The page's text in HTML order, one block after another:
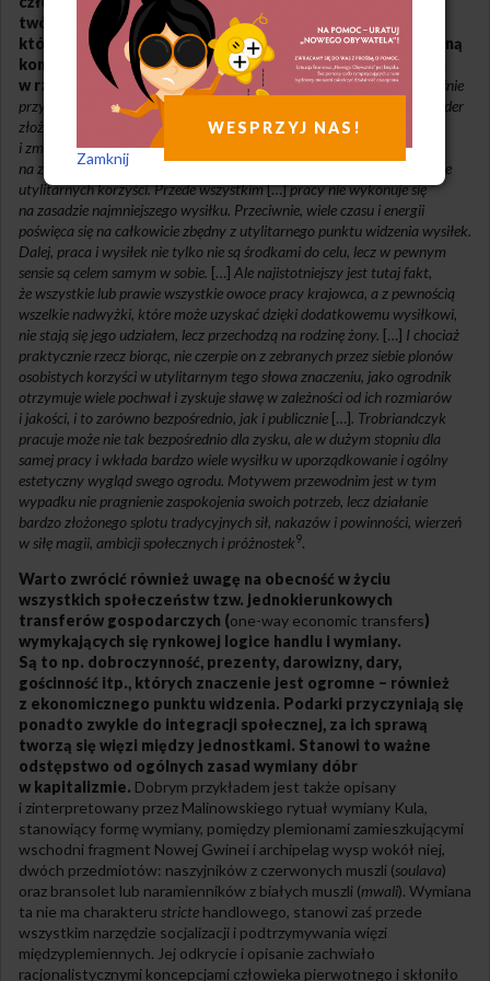
twór prymitywnego czy dzikiego człowieka,
który we wszystkich działaniach kieruje się racjonalistyczną
koncepcją własnego interesu, nie znajduje potwierdzenia
w rzeczywistości.Prymitywny Trobriandczyk dostarcza nam właśnie
przykładu, który zaprzecza tej fałszywej teorii. Pracując, kieruje się nader
złożonymi motywami, mającymi charakter społeczny i tradycyjny,
i zmierza do celów, które nie są z pewnością obliczone wyłącznie
na zaspokojenie doraźnych potrzeb, czy też na bezpośrednie osiągnięcie
utylitarnych korzyści. Przede wszystkim[…]pracy nie wykonuje się
na zasadzie najmniejszego wysiłku. Przeciwnie, wiele czasu i energii
poświęca się na całkowicie zbędny z utylitarnego punktu widzenia wysiłek.
Dalej, praca i wysiłek nie tylko nie są środkami do celu, lecz w pewnym
sensie są celem samym w sobie. […] Ale najistotniejszy jest tutaj fakt,
że wszystkie lub prawie wszystkie owoce pracy krajowca, a z pewnością
wszelkie nadwyżki, które może uzyskać dzięki dodatkowemu wysiłkowi,
nie stają się jego udziałem, lecz przechodzą na rodzinę żony. […] I chociaż
praktycznie rzecz biorąc, nie czerpie on z zebranych przez siebie plonów
osobistych korzyści w utylitarnym tego słowa znaczeniu, jako ogrodnik
otrzymuje wiele pochwał i zyskuje sławę w zależności od ich rozmiarów
i jakości, i to zarówno bezpośrednio, jak i publicznie […]. Trobriandczyk
pracuje może nie tak bezpośrednio dla zysku, ale w dużym stopniu dla
samej pracy i wkłada bardzo wiele wysiłku w uporządkowanie i ogólny
estetyczny wygląd swego ogrodu. Motywem przewodnim jest w tym
wypadku nie pragnienie zaspokojenia swoich potrzeb, lecz działanie
bardzo złożonego splotu tradycyjnych sił, nakazów i powinności, wierzeń
w siłę magii, ambicji społecznych i próżnostek9.
Warto zwrócić również uwagę na obecność w życiu
wszystkich społeczeństw tzw. jednokierunkowych
transferów gospodarczych (one-way economic transfers)
wymykających się rynkowej logice handlu i wymiany.
Są to np. dobroczynność, prezenty, darowizny, dary,
gościnność itp., których znaczenie jest ogromne – również
z ekonomicznego punktu widzenia. Podarki przyczyniają się
ponadto zwykle do integracji społecznej, za ich sprawą
tworzą się więzi między jednostkami. Stanowi to ważne
odstępstwo od ogólnych zasad wymiany dóbr
w kapitalizmie. Dobrym przykładem jest także opisany
i zinterpretowany przez Malinowskiego rytuał wymiany Kula,
stanowiący formę wymiany, pomiędzy plemionami zamieszkującymi
wschodni fragment Nowej Gwinei i archipelag wysp wokół niej,
dwóch przedmiotów: naszyjników z czerwonych muszli (soulava)
oraz bransolet lub naramienników z białych muszli (mwali). Wymiana
ta nie ma charakteru stricte handlowego, stanowi zaś przede
wszystkim narzędzie socjalizacji i podtrzymywania więzi
międzyplemiennych. Jej odkrycie i opisanie zachwiało
racjonalistycznymi koncepcjami człowieka pierwotnego i skłoniło
WESPRZYJ NAS!
Zamknij